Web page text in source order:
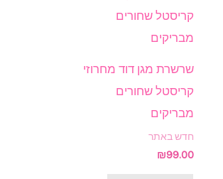
שרשרת מגן דוד מחרוזי
קריסטל שחורים
מבריקים
חדש באתר
₪99.00